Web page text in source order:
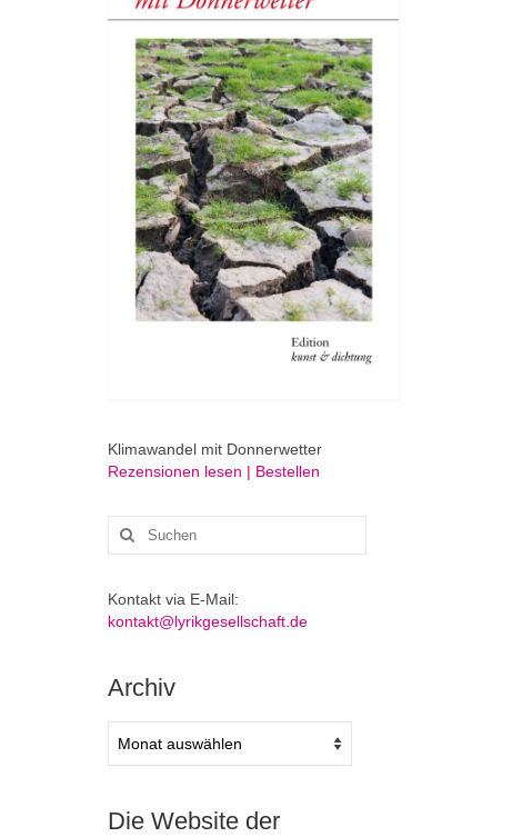
Klimawandel mit Donnerwetter
Rezensionen lesen | Bestellen
Suchen
nach:
Kontakt via E-Mail:
kontakt@lyrikgesellschaft.de
Archiv
Die Website der